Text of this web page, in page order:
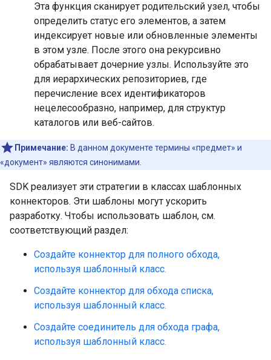
Эта функция сканирует родительский узел, чтобы
определить статус его элементов, а затем
индексирует новые или обновленные элементы
в этом узле. После этого она рекурсивно
обрабатывает дочерние узлы. Используйте это
для иерархических репозиториев, где
перечисление всех идентификаторов
нецелесообразно, например, для структур
каталогов или веб-сайтов.
Примечание: В данном документе термины «предмет» и
«документ» являются синонимами.
SDK реализует эти стратегии в классах шаблонных
коннекторов. Эти шаблоны могут ускорить
разработку. Чтобы использовать шаблон, см.
соответствующий раздел:
Создайте коннектор для полного обхода,
используя шаблонный класс.
Создайте коннектор для обхода списка,
используя шаблонный класс.
Создайте соединитель для обхода графа,
используя шаблонный класс.